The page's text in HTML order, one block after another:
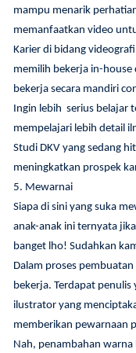
mampu menarik
memanfaatkan video
Karier di bidang
memilih bekerja in-house
bekerja secara mandiri
Ingin lebih serius belajar
mempelajari lebih detail
Studi DKV yang sedang
meningkatkan prospek
5. Mewarnai
Siapa di sini yang suka
anak-anak ini ternyata
banget lho! Sudahkan
Dalam proses
bekerja. Terdapat
ilustrator yang
memberikan pewarnaan
Nah, penambahan